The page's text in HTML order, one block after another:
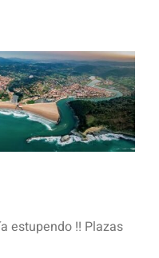
estupendo !! Plazas